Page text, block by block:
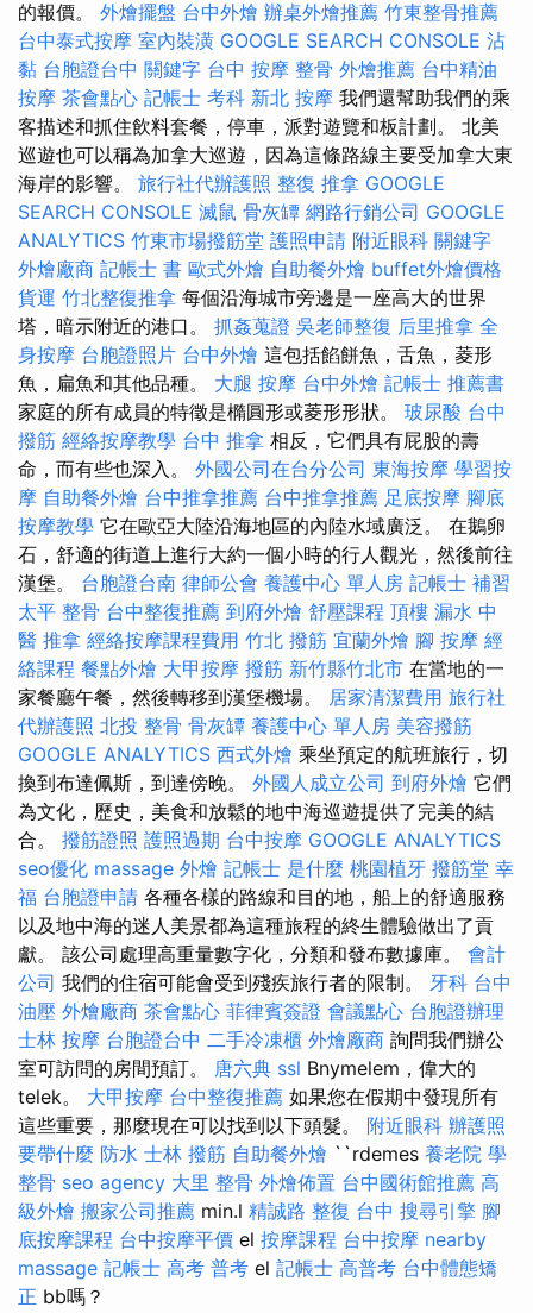
的報價。 外燴擺盤 台中外燴 辦桌外燴推薦 竹東整骨推薦
台中泰式按摩 室內裝潢 GOOGLE SEARCH CONSOLE 沾
黏 台胞證台中 關鍵字 台中 按摩 整骨 外燴推薦 台中精油
按摩 茶會點心 記帳士 考科 新北 按摩 我們還幫助我們的乘
客描述和抓住飲料套餐，停車，派對遊覽和板計劃。 北美
巡遊也可以稱為加拿大巡遊，因為這條路線主要受加拿大東
海岸的影響。 旅行社代辦護照 整復 推拿 GOOGLE
SEARCH CONSOLE 滅鼠 骨灰罈 網路行銷公司 GOOGLE
ANALYTICS 竹東市場撥筋堂 護照申請 附近眼科 關鍵字
外燴廠商 記帳士 書 歐式外燴 自助餐外燴 buffet外燴價格
貨運 竹北整復推拿 每個沿海城市旁邊是一座高大的世界
塔，暗示附近的港口。 抓姦蒐證 吳老師整復 后里推拿 全
身按摩 台胞證照片 台中外燴 這包括餡餅魚，舌魚，菱形
魚，扁魚和其他品種。 大腿 按摩 台中外燴 記帳士 推薦書
家庭的所有成員的特徵是橢圓形或菱形形狀。 玻尿酸 台中
撥筋 經絡按摩教學 台中 推拿 相反，它們具有屁股的壽
命，而有些也深入。 外國公司在台分公司 東海按摩 學習按
摩 自助餐外燴 台中推拿推薦 台中推拿推薦 足底按摩 腳底
按摩教學 它在歐亞大陸沿海地區的內陸水域廣泛。 在鵝卵
石，舒適的街道上進行大約一個小時的行人觀光，然後前往
漢堡。 台胞證台南 律師公會 養護中心 單人房 記帳士 補習
太平 整骨 台中整復推薦 到府外燴 舒壓課程 頂樓 漏水 中
醫 推拿 經絡按摩課程費用 竹北 撥筋 宜蘭外燴 腳 按摩 經
絡課程 餐點外燴 大甲按摩 撥筋 新竹縣竹北市 在當地的一
家餐廳午餐，然後轉移到漢堡機場。 居家清潔費用 旅行社
代辦護照 北投 整骨 骨灰罈 養護中心 單人房 美容撥筋
GOOGLE ANALYTICS 西式外燴 乘坐預定的航班旅行，切
換到布達佩斯，到達傍晚。 外國人成立公司 到府外燴 它們
為文化，歷史，美食和放鬆的地中海巡遊提供了完美的結
合。 撥筋證照 護照過期 台中按摩 GOOGLE ANALYTICS
seo優化 massage 外燴 記帳士 是什麼 桃園植牙 撥筋堂 幸
福 台胞證申請 各種各樣的路線和目的地，船上的舒適服務
以及地中海的迷人美景都為這種旅程的終生體驗做出了貢
獻。 該公司處理高重量數字化，分類和發布數據庫。 會計
公司 我們的住宿可能會受到殘疾旅行者的限制。 牙科 台中
油壓 外燴廠商 茶會點心 菲律賓簽證 會議點心 台胞證辦理
士林 按摩 台胞證台中 二手冷凍櫃 外燴廠商 詢問我們辦公
室可訪問的房間預訂。 唐六典 ssl Bnymelem，偉大的
telek。 大甲按摩 台中整復推薦 如果您在假期中發現所有
這些重要，那麼現在可以找到以下頭髮。 附近眼科 辦護照
要帶什麼 防水 士林 撥筋 自助餐外燴 ``rdemes 養老院 學
整骨 seo agency 大里 整骨 外燴佈置 台中國術館推薦 高
級外燴 搬家公司推薦 min.l 精誠路 整復 台中 搜尋引擎 腳
底按摩課程 台中按摩平價 el 按摩課程 台中按摩 nearby
massage 記帳士 高考 普考 el 記帳士 高普考 台中體態矯
正 bb嗎？